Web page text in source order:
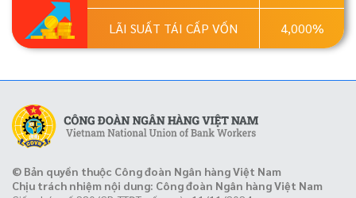
LÃI SUẤT TÁI CẤP VỐN 4,000%
© Bản quyền thuộc Công đoàn Ngân hàng Việt Nam
Chịu trách nhiệm nội dung: Công đoàn Ngân hàng Việt Nam